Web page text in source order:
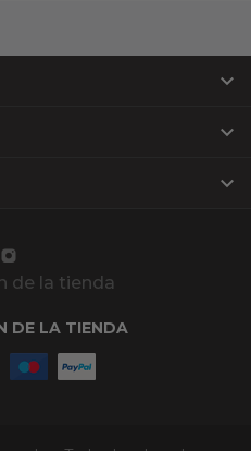



de la tienda
DE LA TIENDA